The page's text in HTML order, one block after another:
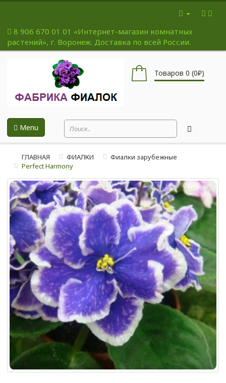
8 906 670 01 01 «Интернет-магазин комнатных
растений», г. Воронеж. Доставка по всей России.
Товаров 0 (0₽)
Menu
ГЛАВНАЯ ФИАЛКИ
Фиалки зарубежные
Perfect Harmony